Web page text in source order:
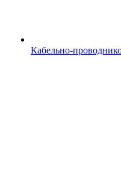
Кабельно-